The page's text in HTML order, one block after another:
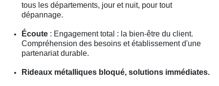
tous les départements, jour et nuit, pour tout
dépannage.
Écoute : Engagement total : la bien-être du client.
Compréhension des besoins et établissement d'une
partenariat durable.
Rideaux métalliques bloqué, solutions immédiates.